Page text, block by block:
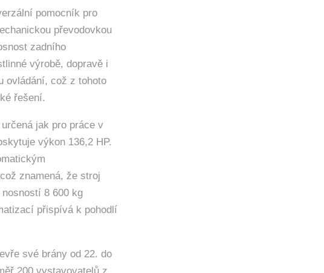
pomocník pro
převodovkou
zadního
výrobě, dopravě i
ovládání, což z tohoto
řešení.
jak pro práce v
výkon 136,2 HP.
znamená, že stroj
8 600 kg
přispívá k pohodlí
své brány od 22. do